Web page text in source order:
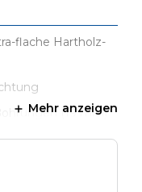
flache Hartholz-
(19 mm)
für vielseitiges
anpassen
Mehr anzeigen